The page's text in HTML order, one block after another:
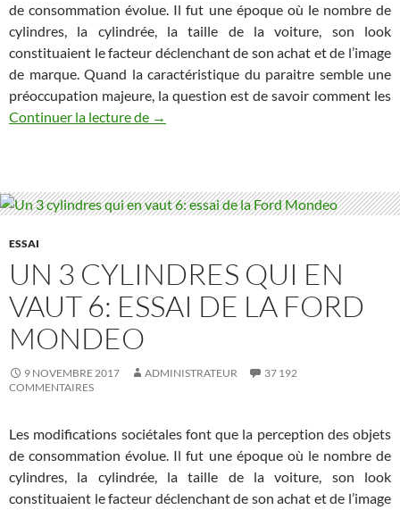
de consommation évolue. Il fut une époque où le nombre de
cylindres, la cylindrée, la taille de la voiture, son look
constituaient le facteur déclenchant de son achat et de l’image
de marque. Quand la caractéristique du paraitre semble une
préoccupation majeure, la question est de savoir comment les
Continuer la lecture de Un 3 cylindres qui en vaut 6: essai de la
→
ESSAI
UN 3 CYLINDRES QUI EN
VAUT 6: ESSAI DE LA FORD
MONDEO
9 NOVEMBRE 2017 ADMINISTRATEUR
37 192
COMMENTAIRES
Les modifications sociétales font que la perception des objets
de consommation évolue. Il fut une époque où le nombre de
cylindres, la cylindrée, la taille de la voiture, son look
constituaient le facteur déclenchant de son achat et de l’image